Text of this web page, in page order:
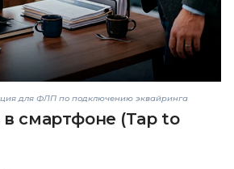
для ФЛП по подключению эквайринга
смартфоне (Tap to